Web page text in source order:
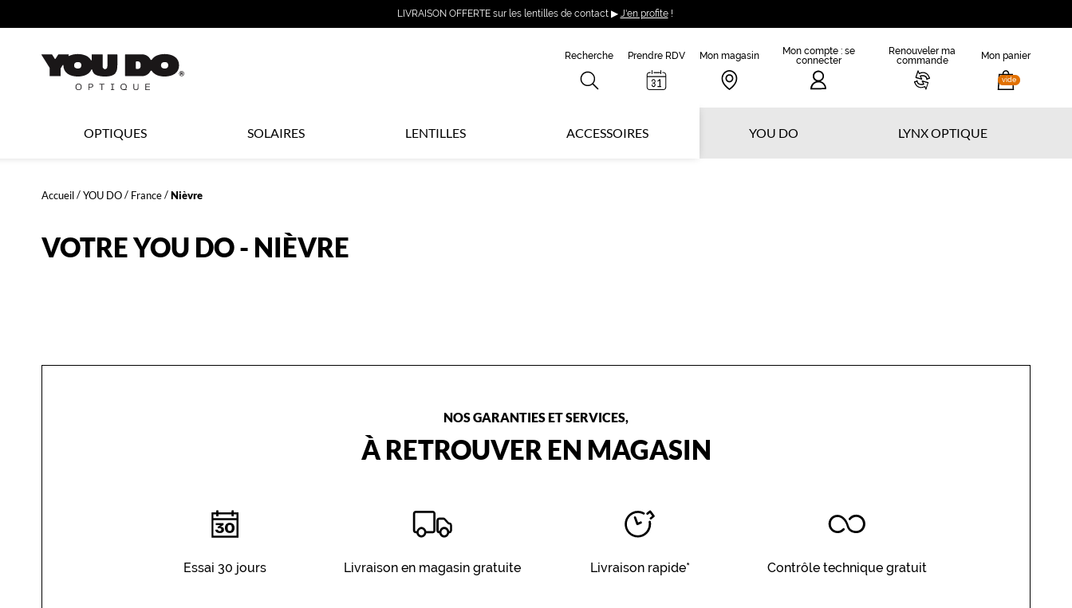
LIVRAISON OFFERTE sur les lentilles de contact ▶ J'en profite!
Opticien
LYNX
OPTIQUE
et
Recherche Prendre RDV Mon magasin
Mon compte : se
connecter
Renouveler ma
commande
vide
Mon panier
OPTIQUES SOLAIRES LENTILLES ACCESSOIRES YOU DO LYNX OPTIQUE
Accueil YOU DO France Nièvre
VOTRE YOU DO - NIÈVRE
NOS GARANTIES ET SERVICES,
À RETROUVER EN MAGASIN
Essai 30 jours Livraison en magasin gratuite Livraison rapide* Contrôle technique gratuit